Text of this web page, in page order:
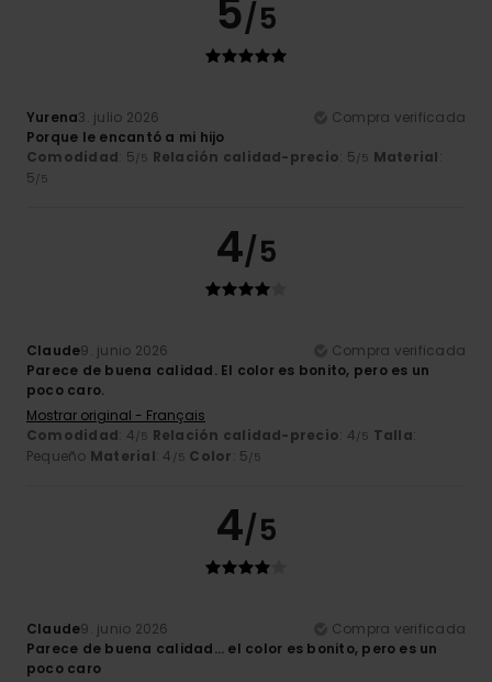
5/5
Yurena3. julio 2026
Compra verificada
Porque le encantó a mi hijo
Comodidad: 5/5 Relación calidad-precio: 5/5 Material:
5/5
4/5
Claude9. junio 2026
Compra verificada
Parece de buena calidad. El color es bonito, pero es un
poco caro.
Mostrar original - Français
Comodidad: 4/5 Relación calidad-precio: 4/5 Talla:
Pequeño Material: 4 /5 Color: 5/5
4/5
Claude9. junio 2026
Compra verificada
Parece de buena calidad... el color es bonito, pero es un
poco caro